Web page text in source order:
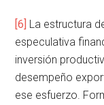
[6] La estructura
especulativa
inversión
desempeño
ese esfuerzo.